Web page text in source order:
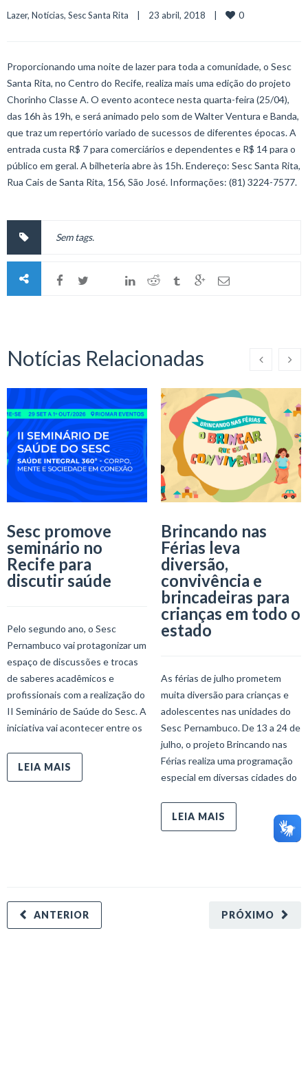
Lazer, Notícias, Sesc Santa Rita
    |    23 abril, 2018    |
0
Proporcionando uma noite de lazer para toda a comunidade, o Sesc
Santa Rita, no Centro do Recife, realiza mais uma edição do projeto
Chorinho Classe A. O evento acontece nesta quarta-feira (25/04),
das 16h às 19h, e será animado pelo som de Walter Ventura e Banda,
que traz um repertório variado de sucessos de diferentes épocas. A
entrada custa R$ 7 para comerciários e dependentes e R$ 14 para o
público em geral. A bilheteria abre às 15h. Endereço: Sesc Santa Rita,
Rua Cais de Santa Rita, 156, São José. Informações: (81) 3224-7577.
Sem tags.
Notícias Relacionadas
Sesc promove
seminário no
Recife para
discutir saúde
Pelo segundo ano, o Sesc
Pernambuco vai protagonizar um
espaço de discussões e trocas
de saberes acadêmicos e
profissionais com a realização do
II Seminário de Saúde do Sesc. A
iniciativa vai acontecer entre os
LEIA MAIS
Brincando nas
Férias leva
diversão,
convivência e
brincadeiras para
crianças em todo o
estado
As férias de julho prometem
muita diversão para crianças e
adolescentes nas unidades do
Sesc Pernambuco. De 13 a 24 de
julho, o projeto Brincando nas
Férias realiza uma programação
especial em diversas cidades do
LEIA MAIS
PRÓXIMO
ANTERIOR